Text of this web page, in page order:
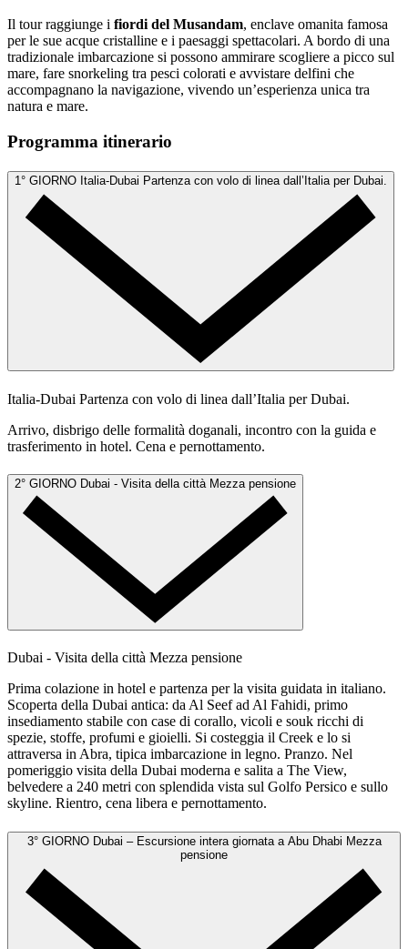
Il tour raggiunge i fiordi del Musandam, enclave omanita famosa
per le sue acque cristalline e i paesaggi spettacolari. A bordo di una
tradizionale imbarcazione si possono ammirare scogliere a picco sul
mare, fare snorkeling tra pesci colorati e avvistare delfini che
accompagnano la navigazione, vivendo un’esperienza unica tra
natura e mare.
Programma itinerario
1° GIORNO Italia-Dubai Partenza con volo di linea dall’Italia per Dubai.
Italia-Dubai Partenza con volo di linea dall’Italia per Dubai.
Arrivo, disbrigo delle formalità doganali, incontro con la guida e
trasferimento in hotel. Cena e pernottamento.
2° GIORNO Dubai - Visita della città Mezza pensione
Dubai - Visita della città Mezza pensione
Prima colazione in hotel e partenza per la visita guidata in italiano.
Scoperta della Dubai antica: da Al Seef ad Al Fahidi, primo
insediamento stabile con case di corallo, vicoli e souk ricchi di
spezie, stoffe, profumi e gioielli. Si costeggia il Creek e lo si
attraversa in Abra, tipica imbarcazione in legno. Pranzo. Nel
pomeriggio visita della Dubai moderna e salita a The View,
belvedere a 240 metri con splendida vista sul Golfo Persico e sullo
skyline. Rientro, cena libera e pernottamento.
3° GIORNO Dubai – Escursione intera giornata a Abu Dhabi Mezza
pensione